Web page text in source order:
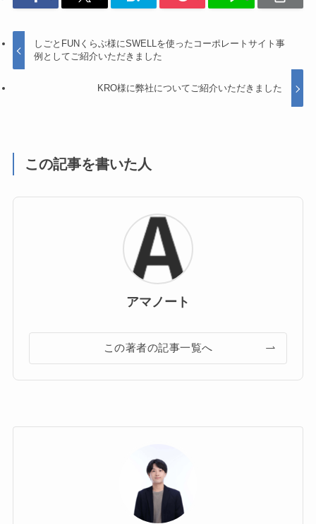
しごとFUNくらぶ様にSWELLを使ったコーポレートサイト事
例としてご紹介いただきました
KRO様に弊社についてご紹介いただきました
この記事を書いた人
アマノート
この著者の記事一覧へ